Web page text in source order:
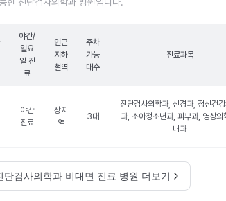
야간/
일요
일 진
료
인근
지하
철역
주차
가능
대수
진료과목
야간
진료
장지
역
3대
진단검사의학과, 신경과, 정신건
과, 소아청소년과, 피부과, 영상의
내과
단검사의학과 비대면 진료 병원 더보기